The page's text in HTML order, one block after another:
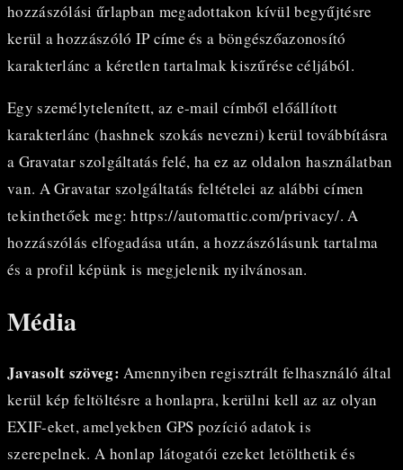
hozzászólási űrlapban megadottakon kívül begyűjtésre
kerül a hozzászóló IP címe és a böngészőazonosító
karakterlánc a kéretlen tartalmak kiszűrése céljából.
Egy személytelenített, az e-mail címből előállított
karakterlánc (hashnek szokás nevezni) kerül továbbításra
a Gravatar szolgáltatás felé, ha ez az oldalon használatban
van. A Gravatar szolgáltatás feltételei az alábbi címen
tekinthetőek meg: https://automattic.com/privacy/. A
hozzászólás elfogadása után, a hozzászólásunk tartalma
és a profil képünk is megjelenik nyilvánosan.
Média
Javasolt szöveg:Amennyiben regisztrált felhasználó által
kerül kép feltöltésre a honlapra, kerülni kell az az olyan
EXIF-eket, amelyekben GPS pozíció adatok is
szerepelnek. A honlap látogatói ezeket letölthetik és